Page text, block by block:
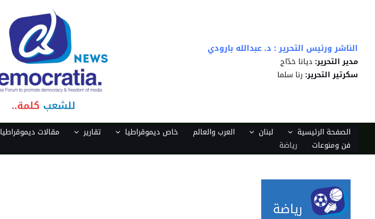
الناشر ورئيس التحرير : د. عبدالله بارودي
مدير التحرير: ديانا خدّاج
سكرتير التحرير: رنا سلما
الصفحة الرئيسية لبنان العرب والعالم خاص ديموقراطيا تقارير مقالات ديموقراطيا
فن ومنوعات
رياضة
رياضة